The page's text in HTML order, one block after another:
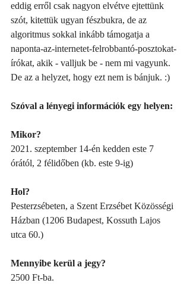
eddig erről csak nagyon elvétve ejtettünk
szót, kitettük ugyan fészbukra, de az
algoritmus sokkal inkább támogatja a
naponta-az-internetet-felrobbantó-posztokat-
írókat, akik - valljuk be - nem mi vagyunk.
De az a helyzet, hogy ezt nem is bánjuk. :)
Szóval a lényegi információk egy helyen:
Mikor?
2021. szeptember 14-én kedden este 7
órától, 2 félidőben (kb. este 9-ig)
Hol?
Pesterzsébeten, a Szent Erzsébet Közösségi
Házban (1206 Budapest, Kossuth Lajos
utca 60.)
Mennyibe kerül a jegy?
2500 Ft-ba.